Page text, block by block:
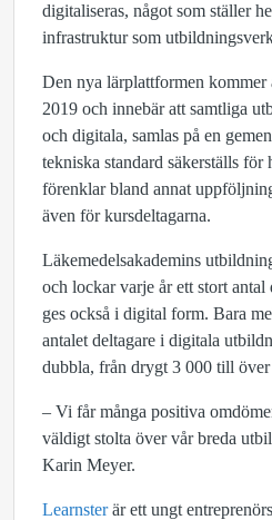
digitaliseras, något som ställer
infrastruktur som
Den nya lärplattformen kommer
2019 och innebär att samtliga
och digitala, samlas på en
tekniska standard säkerställs för
förenklar bland annat
även för kursdeltagarna.
Läkemedelsakademins
och lockar varje år ett stort
ges också i digital form. Bara
antalet deltagare i digitala
dubbla, från drygt 3 000 till över
– Vi får många positiva
väldigt stolta över vår breda
Karin Meyer.
Learnsterär ett ungt